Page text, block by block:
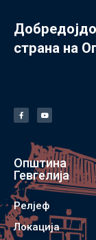
страна на
Општина
Гевгелија
Релјеф
Локација